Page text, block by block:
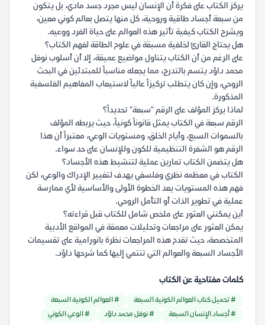
يركز الكتاب على فكرة أن الإنسان ليس مجرد جسد مادي، بل يتكون
من سبعة أجساد طاقية وروحية، كل منها يتصل بعالم كوني معين،
ويشرح الكتاب كيفية تأثير هذه العوالم على حياة الفرد ووعيه.
هل يحتاج القارئ لخلفية مسبقة في علوم الطاقة لفهم الكتاب؟
على الرغم من أن الكتاب يتناول مواضيع عميقة، إلا أن أسلوب نوفل
محمد داؤد يتسم بالتدرج، مما يجعله مناسباً للمبتدئين في البحث
الروحي، وإن كان يتطلب تركيزاً عالياً لاستيعاب المفاهيم الفلسفية
المذكورة.
لماذا يركز المؤلف على الرقم "سبعة" تحديداً؟
الرقم سبعة في الكتاب يمثل قانوناً كونياً، حيث يربطه المؤلف
بالسموات السبع، وأيام الخلق، ومستويات الوعي، معتبراً أن هذا
الرقم هو الشفرة التنظيمية للكون وللإنسان على حد سواء.
هل يتضمن الكتاب تمارين عملية لتنشيط هذه الأجساد؟
الكتاب في معظمه نظري وفلسفي يهدف لتغيير الإدراك والوعي، لكن
فهم هذه المستويات يعد الخطوة الأولى والأساسية لأي ممارسة
عملية في تطوير الذات أو التأمل الروحي.
أين يمكنني العثور على ملخص شامل للكتاب قبل قراءته؟
يمكن العثور على مراجعات وتحليلات معمقة في المواقع الأدبية
المتخصصة، حيث تقدم هذه المراجعات نظرة بانورامية على تقسيمات
الأجساد السبعة والعوالم التي تنتمي إليها كما شرحها داؤد.
كلمات مفتاحية عن الكتاب
# تحميل كتاب العوالم الكونية السبعة
# العوالم الكونية السبعة
# أجساد الإنسان السبعة
# نوفل محمد داؤد # الوعي الكوني